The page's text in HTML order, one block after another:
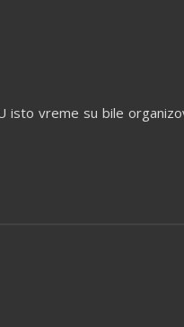
isto vreme su bile